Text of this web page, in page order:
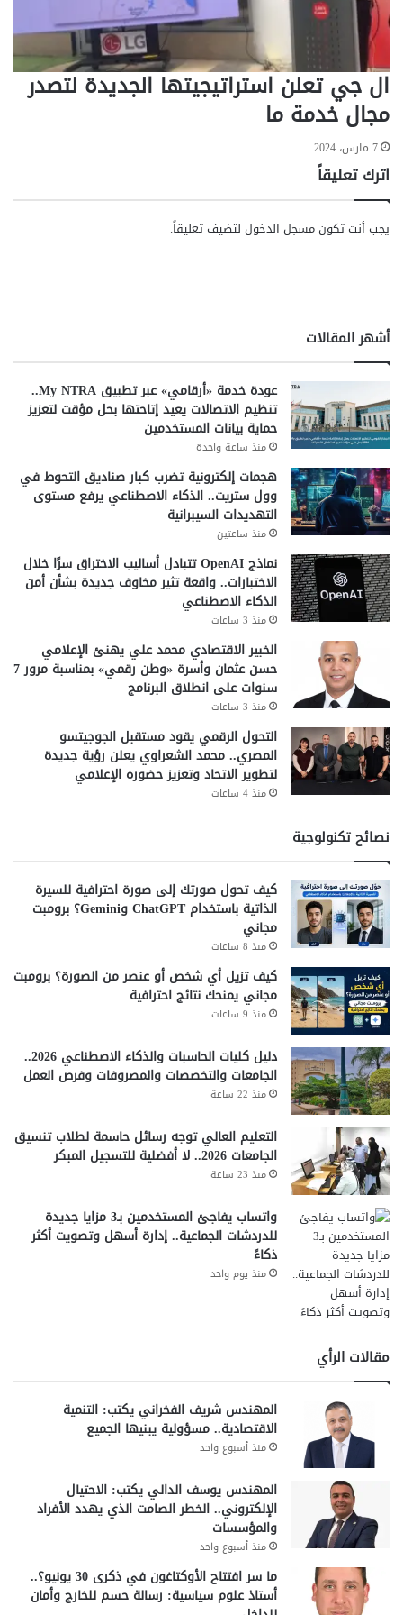
ش
ي
ال جي تعلن استراتيجيتها الجديدة لتصدر
مجال خدمة ما
7 مارس، 2024
اترك تعليقاً
يجب أنت تكونمسجل الدخول لتضيف تعليقاً.
أشهر المقالات
عودة خدمة «أرقامي» عبر تطبيق My NTRA..
تنظيم الاتصالات يعيد إتاحتها بحل مؤقت لتعزيز
حماية بيانات المستخدمين
منذ ساعة واحدة
هجمات إلكترونية تضرب كبار صناديق التحوط في
وول ستريت.. الذكاء الاصطناعي يرفع مستوى
التهديدات السيبرانية
منذ ساعتين
نماذج OpenAI تتبادل أساليب الاختراق سرًا خلال
الاختبارات.. واقعة تثير مخاوف جديدة بشأن أمن
الذكاء الاصطناعي
منذ 3 ساعات
الخبير الاقتصادي محمد علي يهنئ الإعلامي
حسن عثمان وأسرة «وطن رقمي» بمناسبة مرور 7
سنوات على انطلاق البرنامج
منذ 3 ساعات
التحول الرقمي يقود مستقبل الجوجيتسو
المصري.. محمد الشعراوي يعلن رؤية جديدة
لتطوير الاتحاد وتعزيز حضوره الإعلامي
منذ 4 ساعات
نصائح تكنولوجية
كيف تحول صورتك إلى صورة احترافية للسيرة
الذاتية باستخدام ChatGPT وGemini؟ برومبت
مجاني
منذ 8 ساعات
كيف تزيل أي شخص أو عنصر من الصورة؟ برومبت
مجاني يمنحك نتائج احترافية
منذ 9 ساعات
دليل كليات الحاسبات والذكاء الاصطناعي 2026..
الجامعات والتخصصات والمصروفات وفرص العمل
منذ 22 ساعة
التعليم العالي توجه رسائل حاسمة لطلاب تنسيق
الجامعات 2026.. لا أفضلية للتسجيل المبكر
منذ 23 ساعة
واتساب يفاجئ المستخدمين بـ3 مزايا جديدة
للدردشات الجماعية.. إدارة أسهل وتصويت أكثر
ذكاءً
منذ يوم واحد
مقالات الرأي
المهندس شريف الفخراني يكتب: التنمية
الاقتصادية.. مسؤولية يبنيها الجميع
منذ أسبوع واحد
المهندس يوسف الدالي يكتب: الاحتيال
الإلكتروني.. الخطر الصامت الذي يهدد الأفراد
والمؤسسات
منذ أسبوع واحد
ما سر افتتاح الأوكتاغون في ذكرى 30 يونيو؟..
أستاذ علوم سياسية: رسالة حسم للخارج وأمان